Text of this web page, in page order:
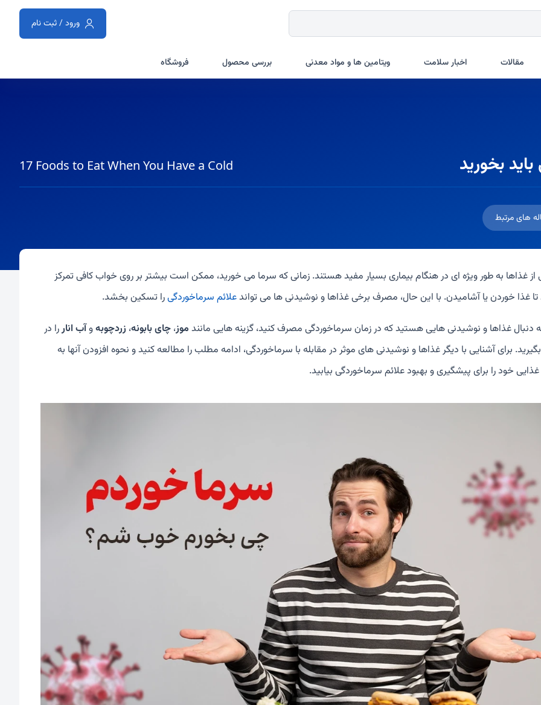
ورود / ثبت نام
مقالات اخبار سلامت ویتامین ها و مواد معدنی بررسی محصول فروشگاه
17 Foods to Eat When You Have a Cold
های مرتبط
از غذاها به طور ویژه ای در هنگام بیماری بسیار مفید هستند. زمانی که سرما می خورید، ممکن است بیشتر بر روی خواب کافی تمرکز
تا غذا خوردن یا آشامیدن. با این حال، مصرف برخی غذاها و نوشیدنی ها می تواندعلائم سرماخوردگیرا تسکین بخشد.
دنبال غذاها و نوشیدنی هایی هستید که در زمان سرماخوردگی مصرف کنید، گزینه هایی مانند موز، چای بابونه، زردچوبهوآب اناررا در
برای آشنایی با دیگر غذاها و نوشیدنی های موثر در مقابله با سرماخوردگی، ادامه مطلب را مطالعه کنید و نحوه افزودن آنها به
غذایی خود را برای پیشگیری و بهبود علائم سرماخوردگی بیابید.